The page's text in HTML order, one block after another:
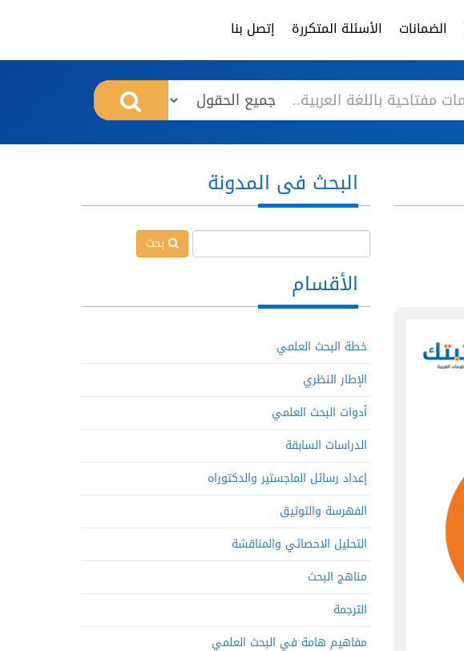
الضمانات الأسئلة المتكررة إتصل بنا
البحث فى المدونة
بحث
الأقسام
خطة البحث العلمي
الإطار النظري
أدوات البحث العلمي
الدراسات السابقة
إعداد رسائل الماجستير والدكتوراه
الفهرسة والتوثيق
التحليل الاحصائي والمناقشة
مناهج البحث
الترجمة
مفاهيم هامة في البحث العلمي